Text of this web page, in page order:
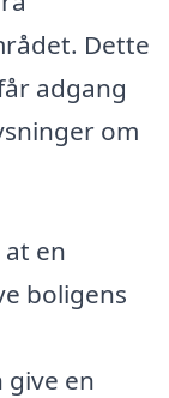
Dette
adgang
om
en
boligens
en